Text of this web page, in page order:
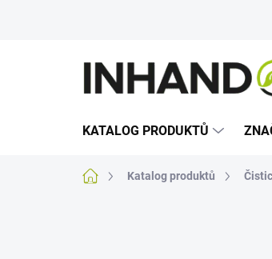
KATALOG PRODUKTŮ
Domů Katalog produktů